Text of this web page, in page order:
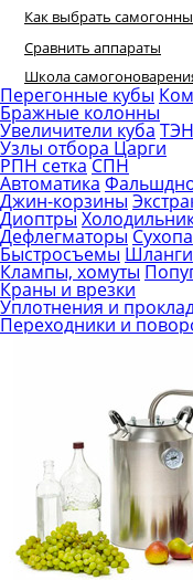
Как выбрать
Сравнить аппараты
Школа
Перегонные кубы
Бражные колонны
Увеличители куба
Узлы отбора Царги
РПН сетка СПН
Автоматика
Джин-корзины
Диоптры
Дефлегматоры
Быстросъемы Шланги
Клампы, хомуты
Краны и врезки
Уплотнения и
Переходники и